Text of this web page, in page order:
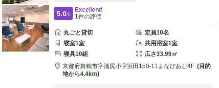
5.0/5
Excellent!
1件の評価
丸ごと貸切 定員10名
寝室1室 共用浴室1室
寝具10組 広さ33.99㎡
京都府舞鶴市字溝尻小字浜田150-11 まなびあむ4F
目的
地から4.4km